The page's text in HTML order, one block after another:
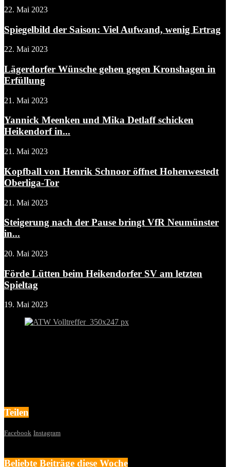
22. Mai 2023
Spiegelbild der Saison: Viel Aufwand, wenig Ertrag
22. Mai 2023
Lägerdorfer Wünsche gehen gegen Kronshagen in
Erfüllung
21. Mai 2023
Yannick Meenken und Mika Detlaff schicken
Heikendorf in...
21. Mai 2023
Kopfball von Henrik Schnoor öffnet Hohenwestedt
Oberliga-Tor
21. Mai 2023
Steigerung nach der Pause bringt VfR Neumünster
in...
20. Mai 2023
Förde Lütten beim Heikendorfer SV am letzten
Spieltag
19. Mai 2023
Teilen
Facebook Instagram
Beliebte Beiträge diese Woche